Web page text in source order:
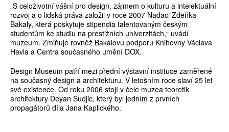
„S celoživotní vášní pro design, zájmem o kulturu a intelektuální
rozvoj a o lidská práva založil v roce 2007 Nadaci Zdeňka
Bakaly, která poskytuje stipendia talentovaným českým
studentům ke studiu na prestižních univerzitách,“ uvádí
muzeum. Zmiňuje rovněž Bakalovu podporu Knihovny Václava
Havla a Centra současného umění DOX.
Design Museum patří mezi přední výstavní instituce zaměřené
na současný design a architekturu. V letošním roce slaví 25 let
své existence. Od roku 2006 stojí v čele muzea teoretik
architektury Deyan Sudjic, který byl jedním z prvních
propagátorů díla Jana Kaplického.